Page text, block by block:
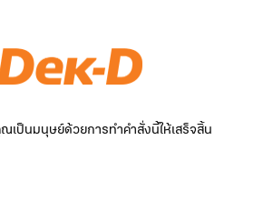
เป็นมนุษย์ด้วยการทำคำสั่งนี้ให้เสร็จสิ้น